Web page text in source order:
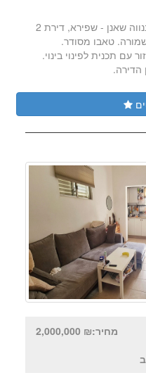
למכירה במיקום מתפתח בנווה שאנן - שפירא, דירת 2
טאבו מסודר.
44 מ"ר. אזור עם תכנית לפינוי בינוי.
הדירה.
מחיר:₪ 2,000,000